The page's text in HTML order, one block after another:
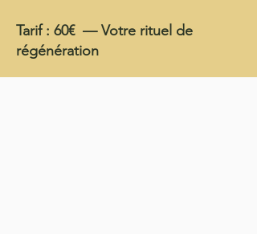
Tarif : 60€ — Votre rituel de
régénération